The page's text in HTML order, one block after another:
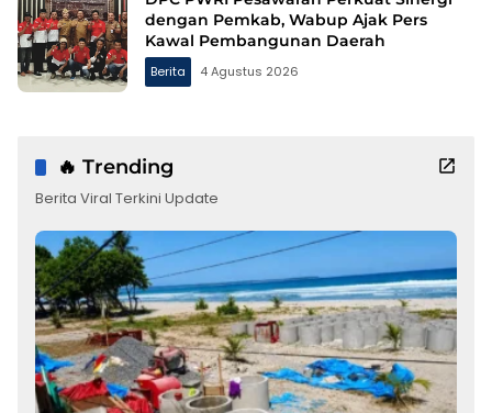
dengan Pemkab, Wabup Ajak Pers
Kawal Pembangunan Daerah
Berita 4 Agustus 2026
🔥 Trending
Berita Viral Terkini Update